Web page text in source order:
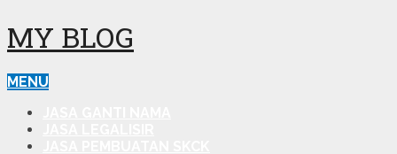
MY BLOG
MENU